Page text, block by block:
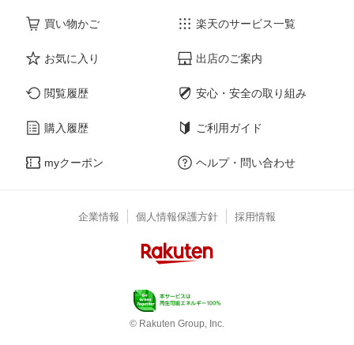
買い物かご
お気に入り
閲覧履歴
購入履歴
myクーポン
楽天のサービス一覧
出店のご案内
安心・安全の取り組み
ご利用ガイド
ヘルプ・問い合わせ
企業情報 個人情報保護方針 採用情報
© Rakuten Group, Inc.